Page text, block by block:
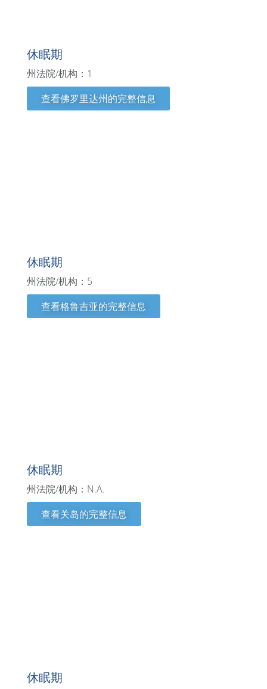
休眠期
州法院/机构：1
查看佛罗里达州的完整信息
休眠期
州法院/机构：5
查看格鲁吉亚的完整信息
休眠期
州法院/机构：N.A.
查看关岛的完整信息
休眠期